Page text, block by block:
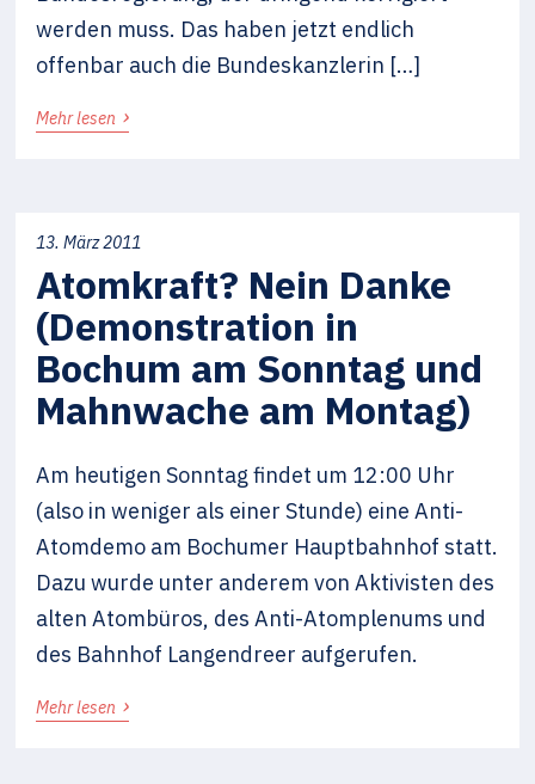
werden muss. Das haben jetzt endlich
offenbar auch die Bundeskanzlerin […]
Mehr lesen ›
13. März 2011
Atomkraft? Nein Danke
(Demonstration in
Bochum am Sonntag und
Mahnwache am Montag)
Am heutigen Sonntag findet um 12:00 Uhr
(also in weniger als einer Stunde) eine Anti-
Atomdemo am Bochumer Hauptbahnhof statt.
Dazu wurde unter anderem von Aktivisten des
alten Atombüros, des Anti-Atomplenums und
des Bahnhof Langendreer aufgerufen.
Mehr lesen ›